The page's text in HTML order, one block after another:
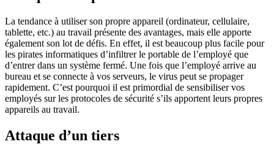
La tendance à utiliser son propre appareil (ordinateur, cellulaire,
tablette, etc.) au travail présente des avantages, mais elle apporte
également son lot de défis. En effet, il est beaucoup plus facile pour
les pirates informatiques d’infiltrer le portable de l’employé que
d’entrer dans un système fermé. Une fois que l’employé arrive au
bureau et se connecte à vos serveurs, le virus peut se propager
rapidement. C’est pourquoi il est primordial de sensibiliser vos
employés sur les protocoles de sécurité s’ils apportent leurs propres
appareils au travail.
Attaque d’un tiers